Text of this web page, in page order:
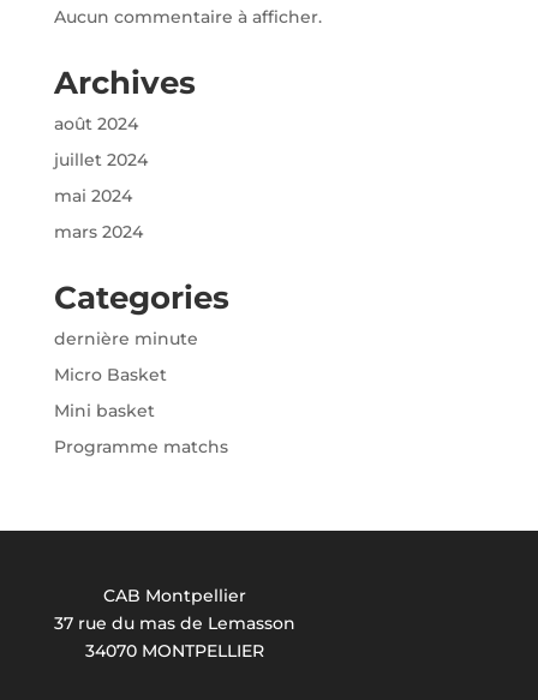
Aucun commentaire à afficher.
Archives
août 2024
juillet 2024
mai 2024
mars 2024
Categories
dernière minute
Micro Basket
Mini basket
Programme matchs
CAB Montpellier
37 rue du mas de Lemasson
34070 MONTPELLIER